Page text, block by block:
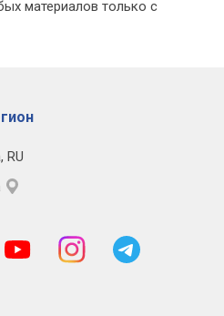
материалов только с
, RU